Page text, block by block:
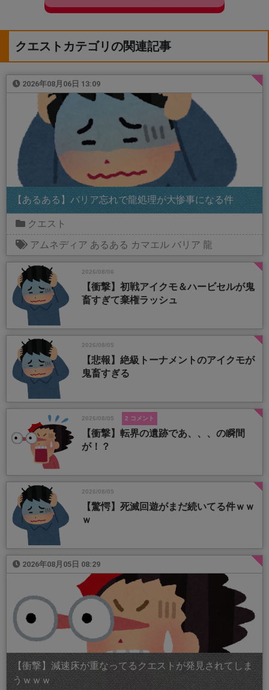
クエストカテゴリの関連記事
2026年08月06日 13:09
【あるある】バリア忘れで龍処理が大惨事になる件
クエスト
アムネディア あるある カマエル バリア 龍
2026/08/06
【衝撃】初戦アイクモ＆ハービセルが鬼
畜すぎて棄権ラッシュ
2026/08/05
【悲報】絶級トーナメントのアイクモが
鬼畜すぎる
2026/08/05 2 コメント
【衝撃】転界の遺跡であ、、、の瞬間
が！？
2026/08/05
【驚愕】死滅回遊がまだ続いてる件ｗｗ
ｗ
2026年08月05日 08:29
【衝撃】減速床が重なってるクエストが発見されてしま
うｗｗｗ